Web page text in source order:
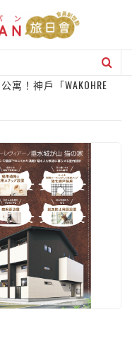
寓！神戶「WAKOHRE